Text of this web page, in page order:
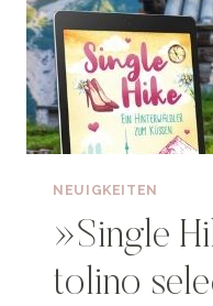
NEUIGKEITEN
»Single
tolino